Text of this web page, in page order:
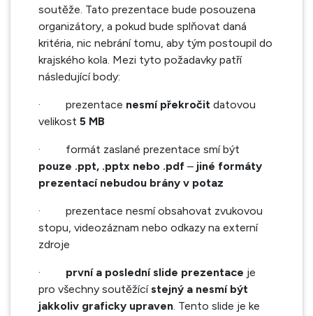
soutěže. Tato prezentace bude posouzena
organizátory, a pokud bude splňovat daná
kritéria, nic nebrání tomu, aby tým postoupil do
krajského kola. Mezi tyto požadavky patří
následující body:
· prezentace nesmí překročit datovou
velikost 5 MB
·
formát zaslané prezentace smí být
pouze .ppt, .pptx nebo .pdf – jiné formáty
prezentací nebudou brány v potaz
·
prezentace nesmí obsahovat zvukovou
stopu, videozáznam nebo odkazy na externí
zdroje
· první a poslední slide prezentace je
pro všechny soutěžícístejný a nesmí být
jakkoliv graficky upraven. Tento slide je ke